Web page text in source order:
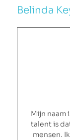
Belinda
Mijn naam
talent is
mensen.